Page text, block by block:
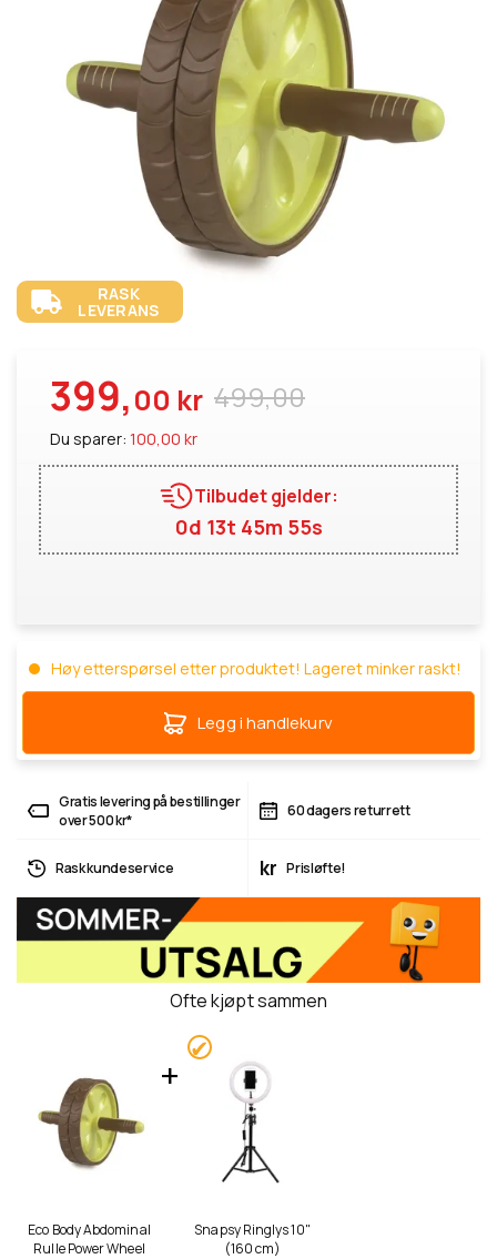
RASK
LEVERANS
499,00
399,00 kr
Du sparer: 100,00 kr
Tilbudet gjelder:
0d 13t 45m 54s
Høy etterspørsel etter produktet! Lageret minker raskt!
Legg i handlekurv
Gratis levering på bestillinger
over 500 kr*
60 dagers returrett
Rask kundeservice kr Prisløfte!
Ofte kjøpt sammen
Eco Body Abdominal
Rulle Power Wheel
Snapsy Ringlys 10"
(160 cm)